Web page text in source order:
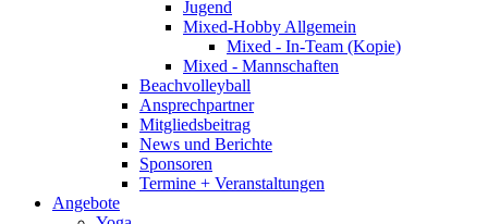
Jugend
Mixed-Hobby Allgemein
Mixed - In-Team (Kopie)
Mixed - Mannschaften
Beachvolleyball
Ansprechpartner
Mitgliedsbeitrag
News und Berichte
Sponsoren
Termine + Veranstaltungen
Angebote